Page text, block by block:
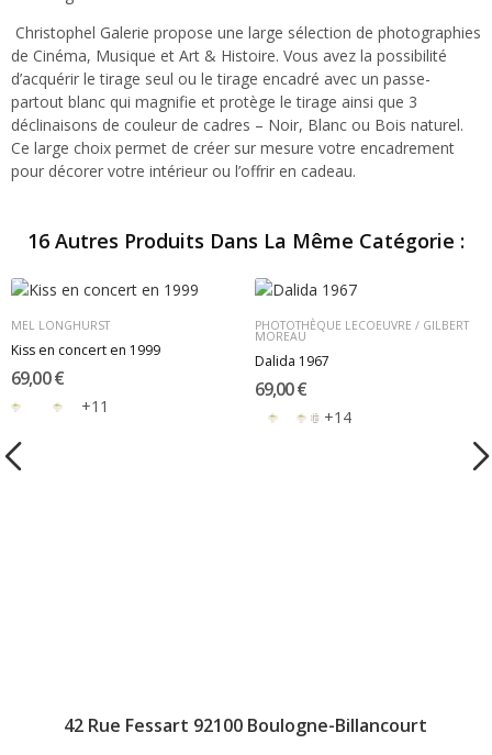
Christophel Galerie propose une large sélection de photographies
de Cinéma, Musique et Art & Histoire. Vous avez la possibilité
d’acquérir le tirage seul ou le tirage encadré avec un passe-
partout blanc qui magnifie et protège le tirage ainsi que 3
déclinaisons de couleur de cadres – Noir, Blanc ou Bois naturel.
Ce large choix permet de créer sur mesure votre encadrement
pour décorer votre intérieur ou l’offrir en cadeau.
16 Autres Produits Dans La Même Catégorie :
MEL LONGHURST
Kiss en concert en 1999
69,00 €
+11
PHOTOTHÈQUE LECOEUVRE / GILBERT
MOREAU
Dalida 1967
69,00 €
+14
42 Rue Fessart 92100 Boulogne-Billancourt